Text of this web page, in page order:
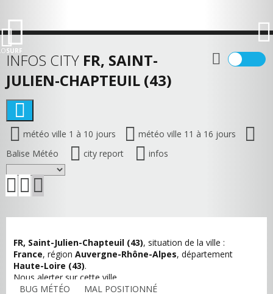
SURF
INFOS CITY FR, SAINT-
JULIEN-CHAPTEUIL (43)
météo ville 1 à 10 jours
météo ville 11 à 16 jours
Balise Météo
city report infos
FR, Saint-Julien-Chapteuil (43), situation de la ville :
France, région Auvergne-Rhône-Alpes, département
Haute-Loire (43).
Nous alerter sur cette ville
BUG MÉTÉO
MAL POSITIONNÉ